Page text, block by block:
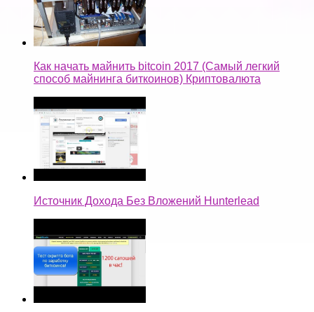
Как начать майнить bitcoin 2017 (Самый легкий
способ майнинга биткоинов) Криптовалюта
Источник Дохода Без Вложений Hunterlead